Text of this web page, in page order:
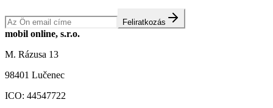
Feliratkozás
mobil online, s.r.o.
M. Rázusa 13
98401 Lučenec
ICO: 44547722